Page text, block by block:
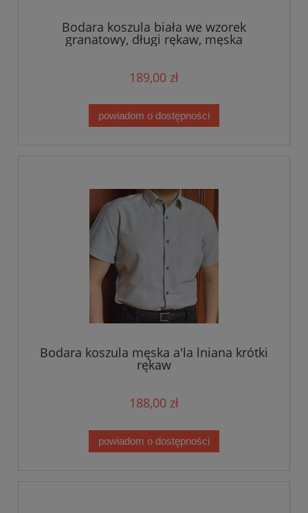
Bodara koszula biała we wzorek
granatowy, długi rękaw, męska
189,00 zł
powiadom o dostępności
Bodara koszula męska a'la lniana krótki
rękaw
188,00 zł
powiadom o dostępności